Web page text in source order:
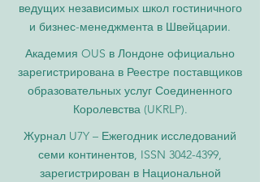
ведущих независимых школ гостиничного
и бизнес-менеджмента в Швейцарии.
Академия OUS в Лондоне официально
зарегистрирована в Реестре поставщиков
образовательных услуг Соединенного
Королевства (UKRLP).
Журнал U7Y – Ежегодник исследований
семи континентов, ISSN 3042-4399,
зарегистрирован в Национальной